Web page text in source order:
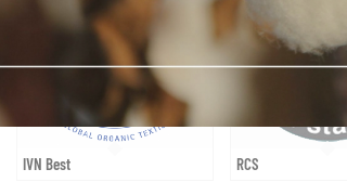
IVN Best RCS